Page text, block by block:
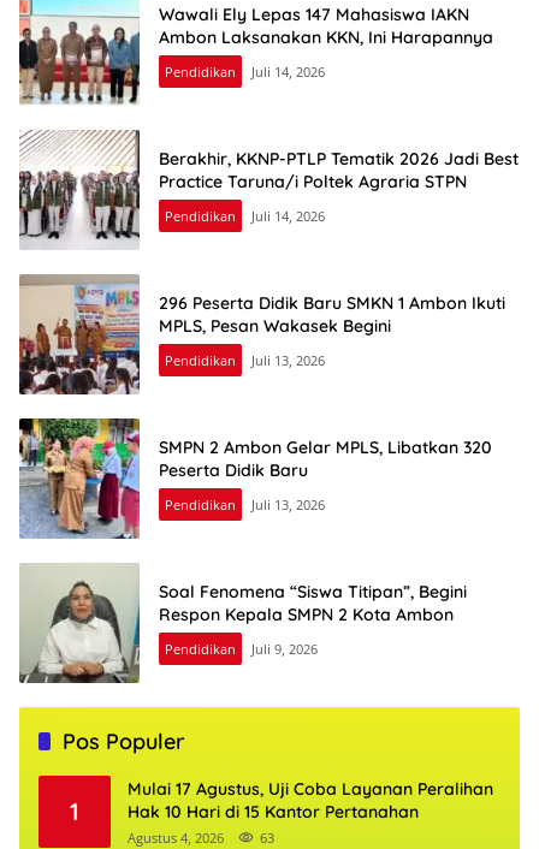
Wawali Ely Lepas 147 Mahasiswa IAKN
Ambon Laksanakan KKN, Ini Harapannya
Pendidikan Juli 14, 2026
Berakhir, KKNP-PTLP Tematik 2026 Jadi Best
Practice Taruna/i Poltek Agraria STPN
Pendidikan Juli 14, 2026
296 Peserta Didik Baru SMKN 1 Ambon Ikuti
MPLS, Pesan Wakasek Begini
Pendidikan Juli 13, 2026
SMPN 2 Ambon Gelar MPLS, Libatkan 320
Peserta Didik Baru
Pendidikan Juli 13, 2026
Soal Fenomena “Siswa Titipan”, Begini
Respon Kepala SMPN 2 Kota Ambon
Pendidikan Juli 9, 2026
Pos Populer
1
Mulai 17 Agustus, Uji Coba Layanan Peralihan
Hak 10 Hari di 15 Kantor Pertanahan
Agustus 4, 2026 63